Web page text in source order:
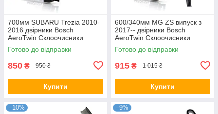
700мм SUBARU Trezia 2010-
2016 двірники Bosch
AeroTwin Склоочисники
Готово до відправки
850 ₴ 950 ₴
Купити
600/340мм MG ZS випуск з
2017-- двірники Bosch
AeroTwin Склоочисники
Готово до відправки
915 ₴ 1 015 ₴
Купити
–10% –9%